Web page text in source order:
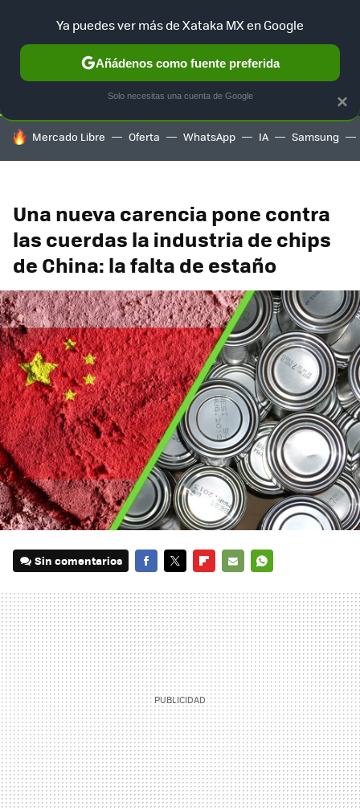
SELECCIÓN GAMING HOME AUTO TERRITORIO
HOY SE HABLA DE
Mercado Libre Oferta WhatsApp IA Samsung
Una nueva carencia pone contra
las cuerdas la industria de chips
de China: la falta de estaño
Sin comentarios
MAIL
×
Ya puedes ver más de Xataka MX en Google
Añádenos como fuente preferida
Solo necesitas una cuenta de Google